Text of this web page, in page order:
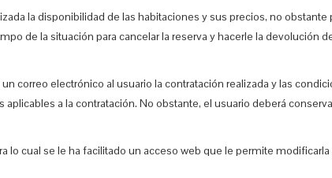
la disponibilidad de las habitaciones y sus precios, no
de la situación para cancelar la reserva y hacerle la devolución
correo electrónico al usuario la contratación realizada y las
a la contratación. No obstante, el usuario deberá
lo cual se le ha facilitado un acceso web que le permite